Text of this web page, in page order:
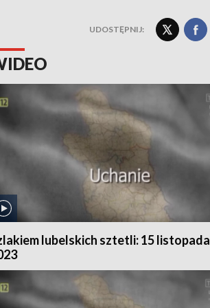
UDOSTĘPNIJ:
lubelskich sztetli: 15 listopada